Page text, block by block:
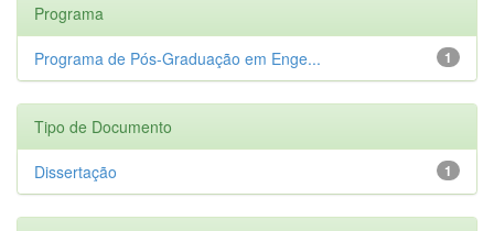
Programa
1
Programa de Pós-Graduação em Enge...
Tipo de Documento
1
Dissertação